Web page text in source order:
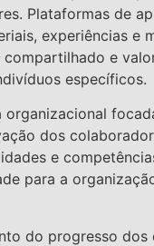
Plataformas de
experiências e
e
específicos.
dos
e
para a
do progresso